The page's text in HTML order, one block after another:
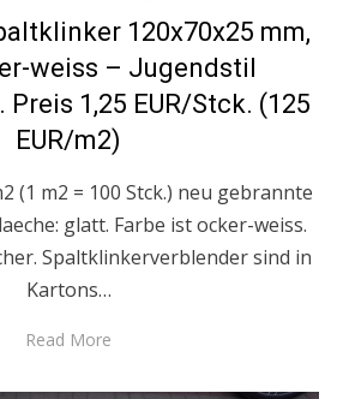
120x70x25 mm,
weiss – Jugendstil
1,25 EUR/Stck. (125
EUR/m2)
(1 m2 = 100 Stck.) neu gebrannte
glatt. Farbe ist ocker-weiss.
Spaltklinkerverblender sind in
Kartons…
Read More